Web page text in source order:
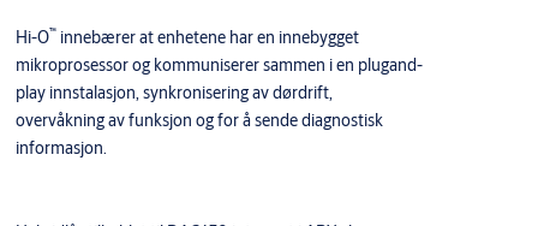
Hi-O™innebærer at enhetene har en innebygget
mikroprosessor og kommuniserer sammen i en plugand-
play innstalasjon, synkronisering av dørdrift,
overvåkning av funksjon og for å sende diagnostisk
informasjon.